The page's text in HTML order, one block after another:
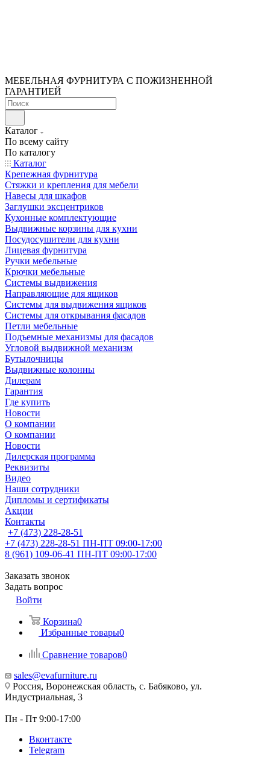
МЕБЕЛЬНАЯ ФУРНИТУРА С ПОЖИЗНЕННОЙ
ГАРАНТИЕЙ
Каталог
По всему сайту
По каталогу
Каталог
Крепежная фурнитура
Стяжки и крепления для мебели
Навесы для шкафов
Заглушки эксцентриков
Кухонные комплектующие
Выдвижные корзины для кухни
Посудосушители для кухни
Лицевая фурнитура
Ручки мебельные
Крючки мебельные
Системы выдвижения
Направляющие для ящиков
Системы для выдвижения ящиков
Системы для открывания фасадов
Петли мебельные
Подъемные механизмы для фасадов
Угловой выдвижной механизм
Бутылочницы
Выдвижные колонны
Дилерам
Гарантия
Где купить
Новости
О компании
О компании
Новости
Дилерская программа
Реквизиты
Видео
Наши сотрудники
Дипломы и сертификаты
Акции
Контакты
+7 (473) 228-28-51
+7 (473) 228-28-51 ПН-ПТ 09:00-17:00
8 (961) 109-06-41 ПН-ПТ 09:00-17:00
Заказать звонок
Задать вопрос
Войти
Корзина0
Избранные товары0
Сравнение товаров0
sales@evafurniture.ru
Россия, Воронежская область, с. Бабяково, ул.
Индустриальная, 3
Пн - Пт 9:00-17:00
Вконтакте
Telegram